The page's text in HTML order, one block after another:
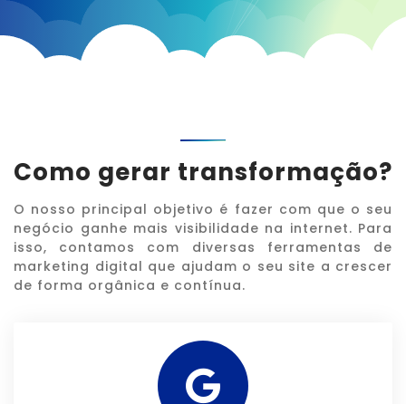
Como gerar transformação?
O nosso principal objetivo é fazer com que o seu
negócio ganhe mais visibilidade na internet. Para
isso, contamos com diversas ferramentas de
marketing digital que ajudam o seu site a crescer
de forma orgânica e contínua.